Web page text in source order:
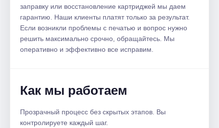
заправку или восстановление картриджей мы даем
гарантию. Наши клиенты платят только за результат.
Если возникли проблемы с печатью и вопрос нужно
решить максимально срочно, обращайтесь. Мы
оперативно и эффективно все исправим.
Как мы работаем
Прозрачный процесс без скрытых этапов. Вы
контролируете каждый шаг.